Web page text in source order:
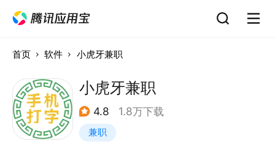
首页 软件 小虎牙兼职
小虎牙兼职
4.8 1.8万下载
兼职